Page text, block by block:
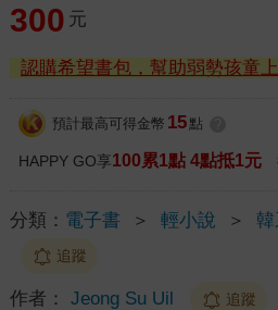
300 元
認購希望書包，幫助弱勢孩童上
預計最高可得金幣 15 點
HAPPY GO享100累1點 4點抵1元
分類： 電子書 ＞ 輕小說 ＞ 韓
追蹤
作者： Jeong Su Uil 追蹤